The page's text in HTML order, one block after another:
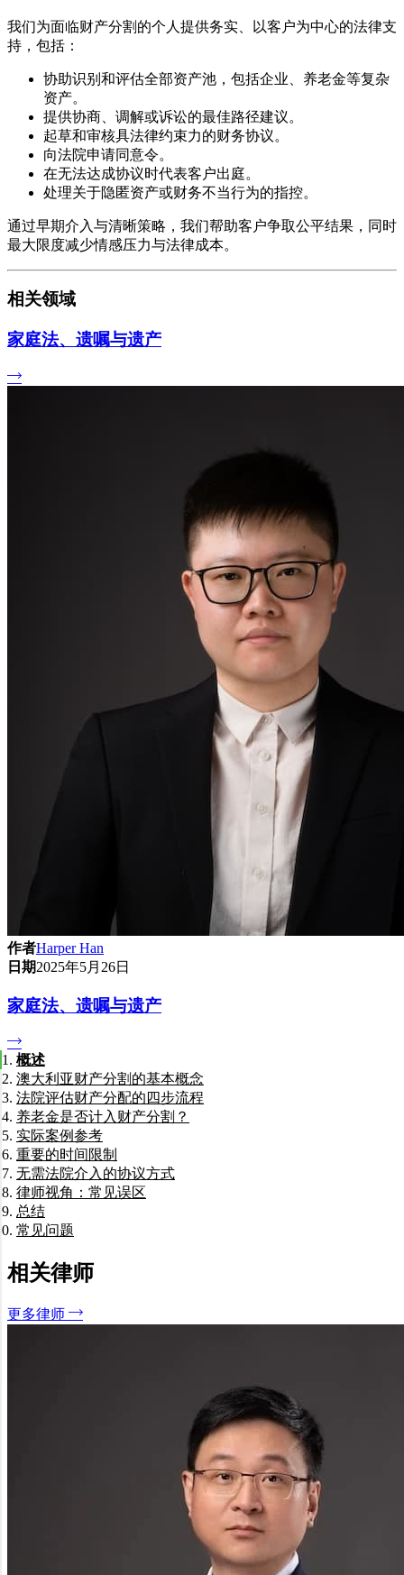
我们为面临财产分割的个人提供务实、以客户为中心的法律支
持，包括：
协助识别和评估全部资产池，包括企业、养老金等复杂
资产。
提供协商、调解或诉讼的最佳路径建议。
起草和审核具法律约束力的财务协议。
向法院申请同意令。
在无法达成协议时代表客户出庭。
处理关于隐匿资产或财务不当行为的指控。
通过早期介入与清晰策略，我们帮助客户争取公平结果，同时
最大限度减少情感压力与法律成本。
相关领域
家庭法、遗嘱与遗产
作者Harper Han
日期2025年5月26日
家庭法、遗嘱与遗产
概述
澳大利亚财产分割的基本概念
法院评估财产分配的四步流程
养老金是否计入财产分割？
实际案例参考
重要的时间限制
无需法院介入的协议方式
律师视角：常见误区
总结
常见问题
哪些资产属于分割范围？
我继承的财产能否保留？
如果对方隐瞒资产怎么办？
财产协议能否事后修改？
相关律师
更多律师